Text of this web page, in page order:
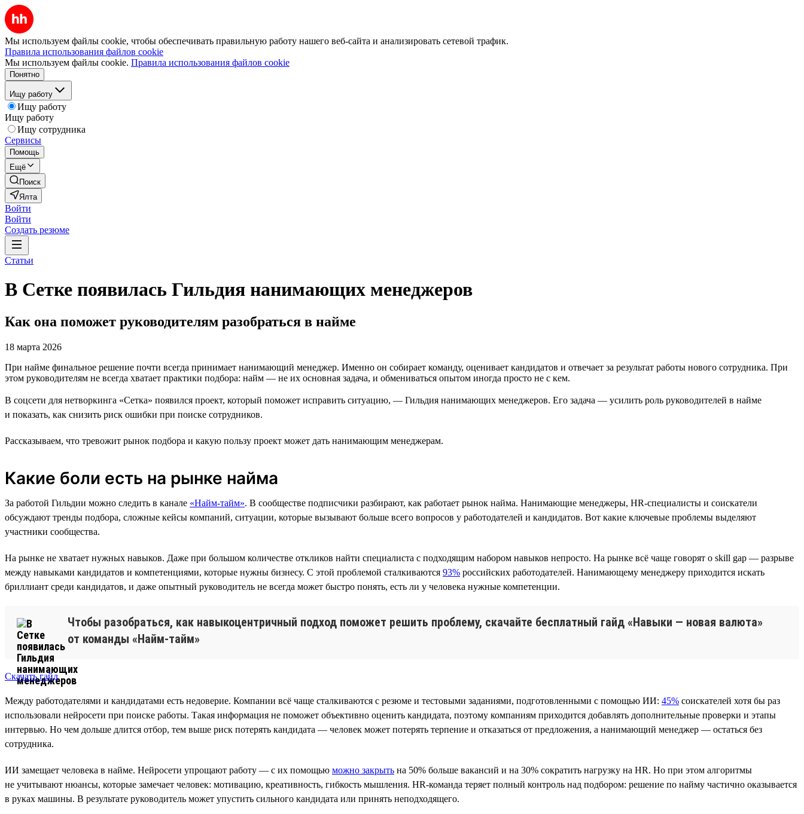
Мы используем файлы cookie, чтобы обеспечивать правильную работу нашего веб-сайта и анализировать сетевой трафик.
Правила использования файлов cookie
Мы используем файлы cookie. Правила использования файлов cookie
Понятно
Ищу работу
Ищу работу
Ищу работу
Ищу сотрудника
Сервисы
Помощь
Ещё
Поиск
Ялта
Войти
Войти
Создать резюме
Статьи
В Сетке появилась Гильдия нанимающих менеджеров
Как она поможет руководителям разобраться в найме
18 марта 2026
При найме финальное решение почти всегда принимает нанимающий менеджер. Именно он собирает команду, оценивает кандидатов и отвечает за результат работы нового сотрудника. При
этом руководителям не всегда хватает практики подбора: найм — не их основная задача, и обмениваться опытом иногда просто не с кем.
В соцсети для нетворкинга «Сетка» появился проект, который поможет исправить ситуацию, — Гильдия нанимающих менеджеров. Его задача — усилить роль руководителей в найме
и показать, как снизить риск ошибки при поиске сотрудников.
Рассказываем, что тревожит рынок подбора и какую пользу проект может дать нанимающим менеджерам.
Какие боли есть на рынке найма
За работой Гильдии можно следить в канале «Найм-тайм». В сообществе подписчики разбирают, как работает рынок найма. Нанимающие менеджеры, HR-специалисты и соискатели
обсуждают тренды подбора, сложные кейсы компаний, ситуации, которые вызывают больше всего вопросов у работодателей и кандидатов. Вот какие ключевые проблемы выделяют
участники сообщества.
На рынке не хватает нужных навыков. Даже при большом количестве откликов найти специалиста с подходящим набором навыков непросто. На рынке всё чаще говорят о skill gap — разрыве
между навыками кандидатов и компетенциями, которые нужны бизнесу. С этой проблемой сталкиваются 93% российских работодателей. Нанимающему менеджеру приходится искать
бриллиант среди кандидатов, и даже опытный руководитель не всегда может быстро понять, есть ли у человека нужные компетенции.
Чтобы разобраться, как навыкоцентричный подход поможет решить проблему, скачайте бесплатный гайд «Навыки — новая валюта»
от команды «Найм-тайм»
Скачать гайд
Между работодателями и кандидатами есть недоверие. Компании всё чаще сталкиваются с резюме и тестовыми заданиями, подготовленными с помощью ИИ: 45% соискателей хотя бы раз
использовали нейросети при поиске работы. Такая информация не поможет объективно оценить кандидата, поэтому компаниям приходится добавлять дополнительные проверки и этапы
интервью. Но чем дольше длится отбор, тем выше риск потерять кандидата — человек может потерять терпение и отказаться от предложения, а нанимающий менеджер — остаться без
сотрудника.
ИИ замещает человека в найме. Нейросети упрощают работу — с их помощью можно закрыть на 50% больше вакансий и на 30% сократить нагрузку на HR. Но при этом алгоритмы
не учитывают нюансы, которые замечает человек: мотивацию, креативность, гибкость мышления. HR-команда теряет полный контроль над подбором: решение по найму частично оказывается
в руках машины. В результате руководитель может упустить сильного кандидата или принять неподходящего.